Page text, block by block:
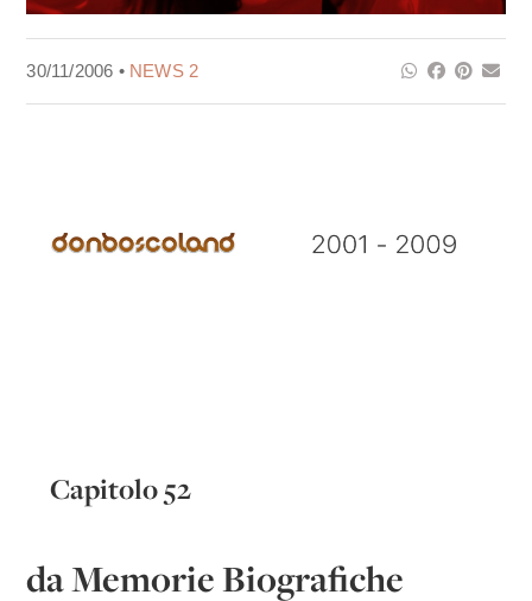
30/11/2006 • NEWS 2
Capitolo 52
da Memorie Biografiche